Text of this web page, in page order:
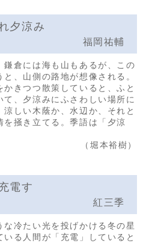
夕涼み
福岡祐輔
倉には海も山もあるが、この
、山側の路地が想像される。
きつつ散策していると、ふと
、夕涼みにふさわしい場所に
しい木蔭か、水辺か、それと
を掻き立てる。季語は「夕涼
（堀本裕樹）
電す
紅三季
な冷たい光を投げかける冬の星
る人間が「充電」していると